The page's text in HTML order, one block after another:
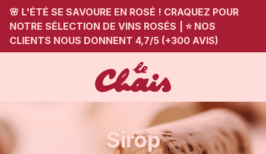
🌸 L'ÉTÉ SE SAVOURE EN ROSÉ ! CRAQUEZ POUR
NOTRE SÉLECTION DE VINS ROSÉS
⭐ NOS
CLIENTS NOUS DONNENT 4,7/5 (+300 AVIS)
Sirop